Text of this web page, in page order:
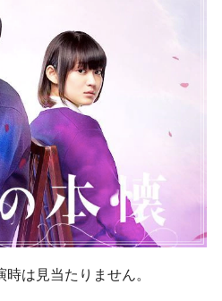
は見当たりません。